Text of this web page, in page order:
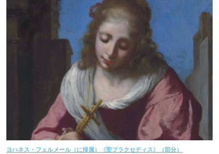
ヨハネス・フェルメール（に帰属）《聖プラクセディス》（部分）